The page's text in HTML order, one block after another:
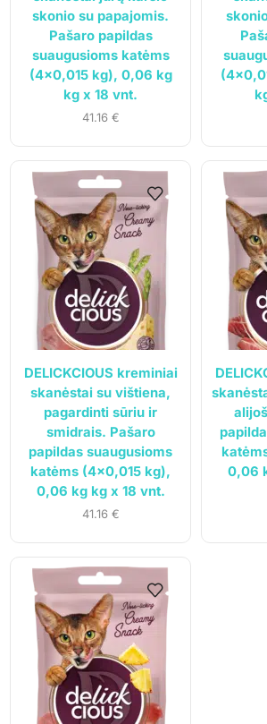
skonio su papajomis.
Pašaro papildas
suaugusioms katėms
(4×0,015 kg), 0,06 kg
kg x 18 vnt.
41.16 €
DELICKCIOUS kreminiai
skanėstai su vištiena,
pagardinti sūriu ir
smidrais. Pašaro
papildas suaugusioms
katėms (4×0,015 kg),
0,06 kg kg x 18 vnt.
41.16 €
0,06
UAB „Andruma”
Įmonės kodas: 306308303
PVM mokėtojo kodas:
Tel.:+370 699 75000
Informacija
Parduotuvė
Kontaktai
Pirkimo-pardavimo taisyklės
Privatumo politika
Pristatymo sąlygos
Klientams
Mano paskyra
Siuntos sekimas